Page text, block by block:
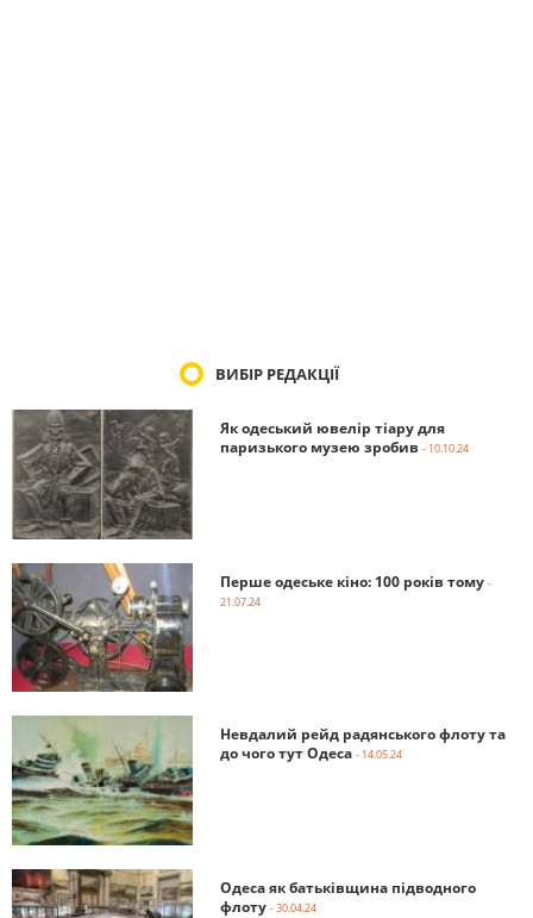
ВИБІР РЕДАКЦІЇ
Як одеський ювелір тіару для
паризького музею зробив - 10.10.24
Перше одеське кіно: 100 років тому -
21.07.24
Невдалий рейд радянського флоту та
до чого тут Одеса - 14.05.24
Одеса як батьківщина підводного
флоту - 30.04.24